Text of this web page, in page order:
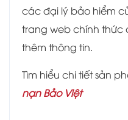
các đại lý bảo hiểm
trang web chính
thêm thông tin.
Tìm hiểu chi tiết sản
nạn Bảo Việt